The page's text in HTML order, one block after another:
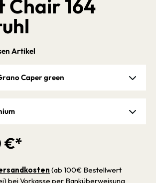
Chair 164
€*
(ab 100€ Bestellwert
bei Vorkasse per Banküberweisung
Artikel
Caper green